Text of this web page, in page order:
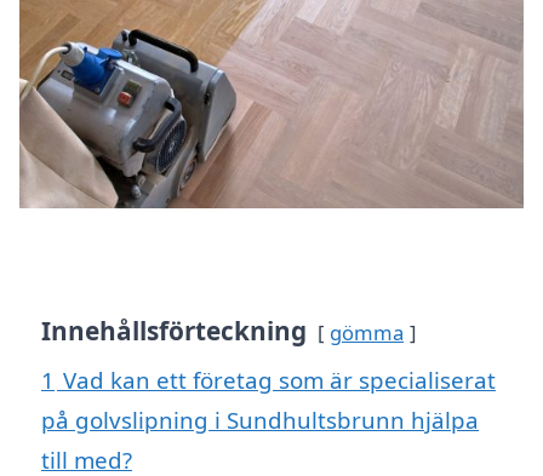
Innehållsförteckning gömma
1 Vad kan ett företag som är specialiserat
på golvslipning i Sundhultsbrunn hjälpa
till med?